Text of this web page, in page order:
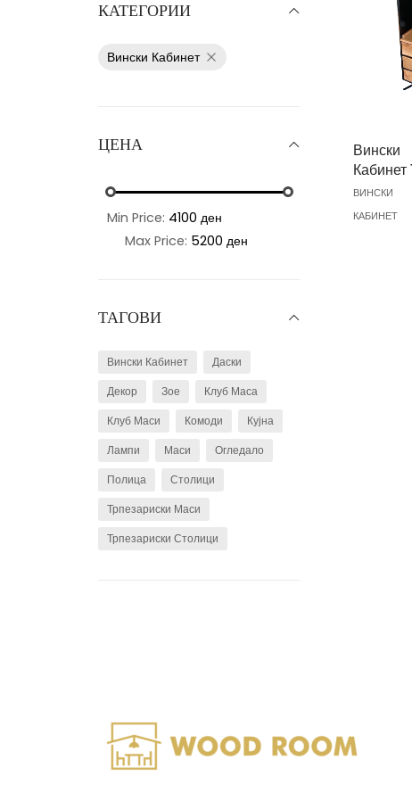
КАТЕГОРИИ
Вински Кабинет
ЦЕНА
Min Price: 4100 ден
Max Price: 5200 ден
ТАГОВИ
Вински Кабинет
Даски
Декор
Зое
Клуб Маса
Клуб Маси
Комоди
Кујна
Лампи
Маси
Огледало
Полица
Столици
Трпезариски Маси
Трпезариски Столици
Вински
Кабинет
ВИНСКИ
КАБИНЕТ